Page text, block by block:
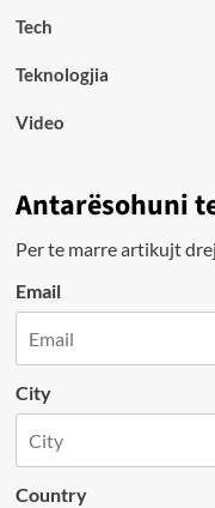
Tech
Teknologjia
Video
Antarësohuni
Per te marre artikujt
Email
City
Country